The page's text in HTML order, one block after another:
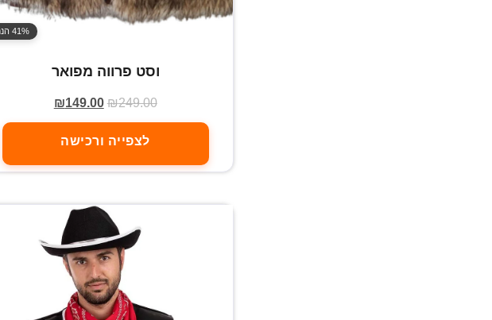
41% הנחה
וסט פרווה מפואר
₪249.00
₪149.00
לצפייה ורכישה